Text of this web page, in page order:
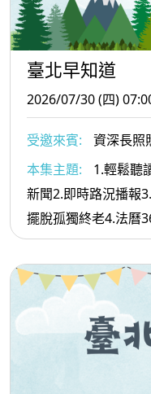
臺北早知道
2026/07/30 (四)
受邀來賓:
資深長照
本集主題:
1.輕鬆聽
新聞2.即時路況播報
擺脫孤獨終老4.法曆